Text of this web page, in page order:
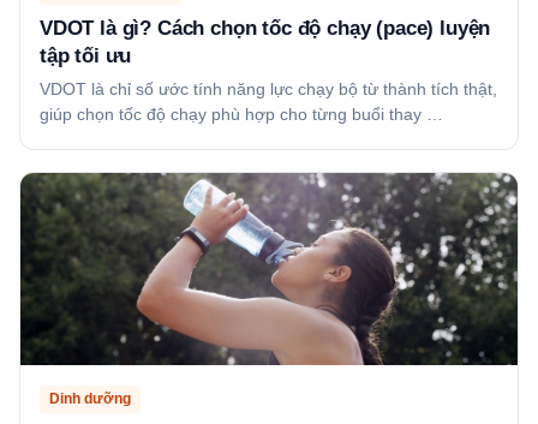
VDOT là gì? Cách chọn tốc độ chạy (pace) luyện
tập tối ưu
VDOT là chỉ số ước tính năng lực chạy bộ từ thành tích thật,
giúp chọn tốc độ chạy phù hợp cho từng buổi thay …
Dinh dưỡng